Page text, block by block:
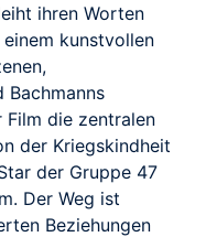
ihren Worten
kunstvollen
Bachmanns
Film die zentralen
der Kriegskindheit
der Gruppe 47
Der Weg ist
Beziehungen